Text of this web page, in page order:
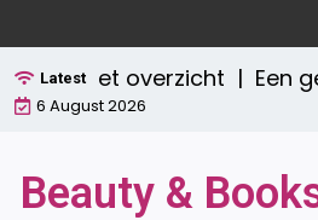
naar
de
inhoud
Latest overzicht | Een
6 August 2026
Beauty &